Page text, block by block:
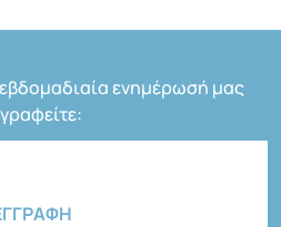
εβδομαδιαία ενημέρωσή μας